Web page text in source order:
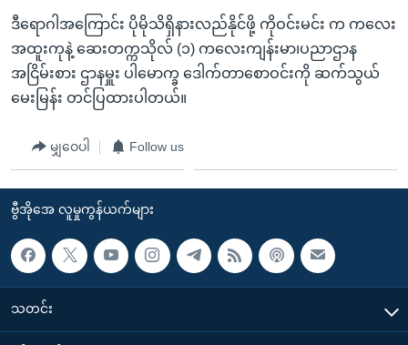
ဒီရောဂါအကြောင်း ပိုမိုသိရှိနားလည်နိုင်ဖို့ ကိုဝင်းမင်း က ကလေး
အထူးကုနဲ့ ဆေးတက္ကသိုလ် (၁) ကလေးကျန်းမာ၊ပညာဌာန
အငြိမ်းစား ဌာနမှူး ပါမောက္ခ ဒေါက်တာစောဝင်းကို ဆက်သွယ်
မေးမြန်း တင်ပြထားပါတယ်။
မျှဝေပါ Follow us
ဗွီအိုအေ လူမှုကွန်ယက်များ
သတင်း